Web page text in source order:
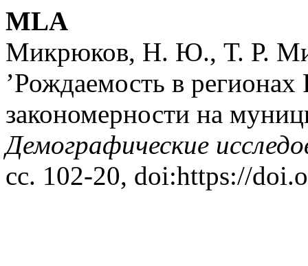
MLA
Микрюков, Н. Ю., Т. Р.
’Рождаемость в
закономерности на
Демографические
сс. 102-20, doi:https://